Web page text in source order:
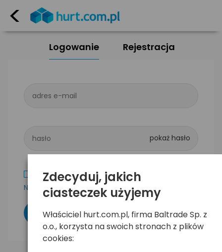
<
Logowanie Rejestracja
adres e-mail
hasło
Zapamiętaj mnie
Nie pamiętam hasła
Zdecyduj, jakich
ciasteczek użyjemy
Właściciel hurt.com.pl, firma Baltrade Sp. z
o.o., korzysta na swoich stronach z plików
cookies: